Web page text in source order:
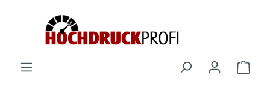
Zum Hauptinhalt springen